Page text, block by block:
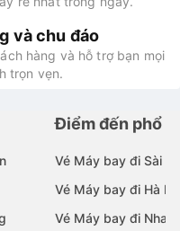
và chu đáo
hàng và hỗ trợ bạn mọi
trọn vẹn.
Điểm đến phổ
Vé Máy bay đi Sài
Vé Máy bay đi Hà
Vé Máy bay đi Nha